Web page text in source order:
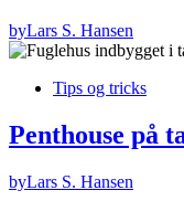
byLars S. Hansen
Tips og tricks
Penthouse på
byLars S. Hansen